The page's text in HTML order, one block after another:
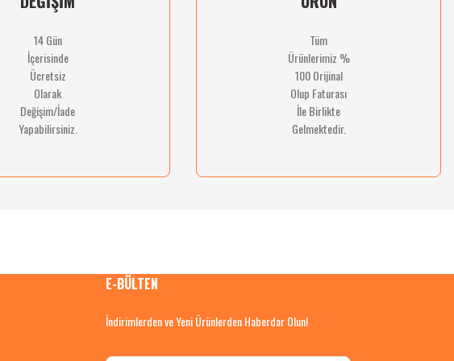
14 Gün
İçerisinde
Ücretsiz
Olarak
Değişim/İade
Yapabilirsiniz.
Tüm
Ürünlerimiz %
100 Orijinal
Olup Faturası
İle Birlikte
Gelmektedir.
E-BÜLTEN
İndirimlerden ve Yeni Ürünlerden Haberdar Olun!